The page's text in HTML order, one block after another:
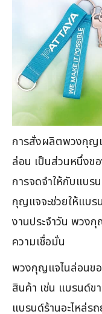
การสั่งผลิตพวงกุญ
ล่อน เป็นส่วนหนึ่งข
การจดจำให้กับแบ
กุญแจจะช่วยให้แบร
งานประจำวัน พว
ความเชื่อมั่น
พวงกุญแจไนล่อนข
สินค้า เช่น แบรนด์ข
แบรนด์ร้านอะไหล่